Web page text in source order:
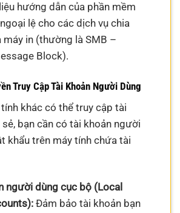
hướng dẫn của phần mềm
lệ cho các dịch vụ chia
máy in (thường là SMB –
Block).
Truy Cập Tài Khoản Người Dùng
khác có thể truy cập tài
sẻ, bạn cần có tài khoản người
khẩu trên máy tính chứa tài
người dùng cục bộ (Local
Đảm bảo tài khoản bạn